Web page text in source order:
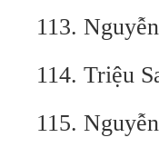
113.
114. Triệu
115.